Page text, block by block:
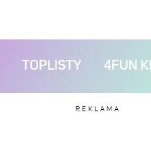
TOPLISTY 4FUN
REKLAMA